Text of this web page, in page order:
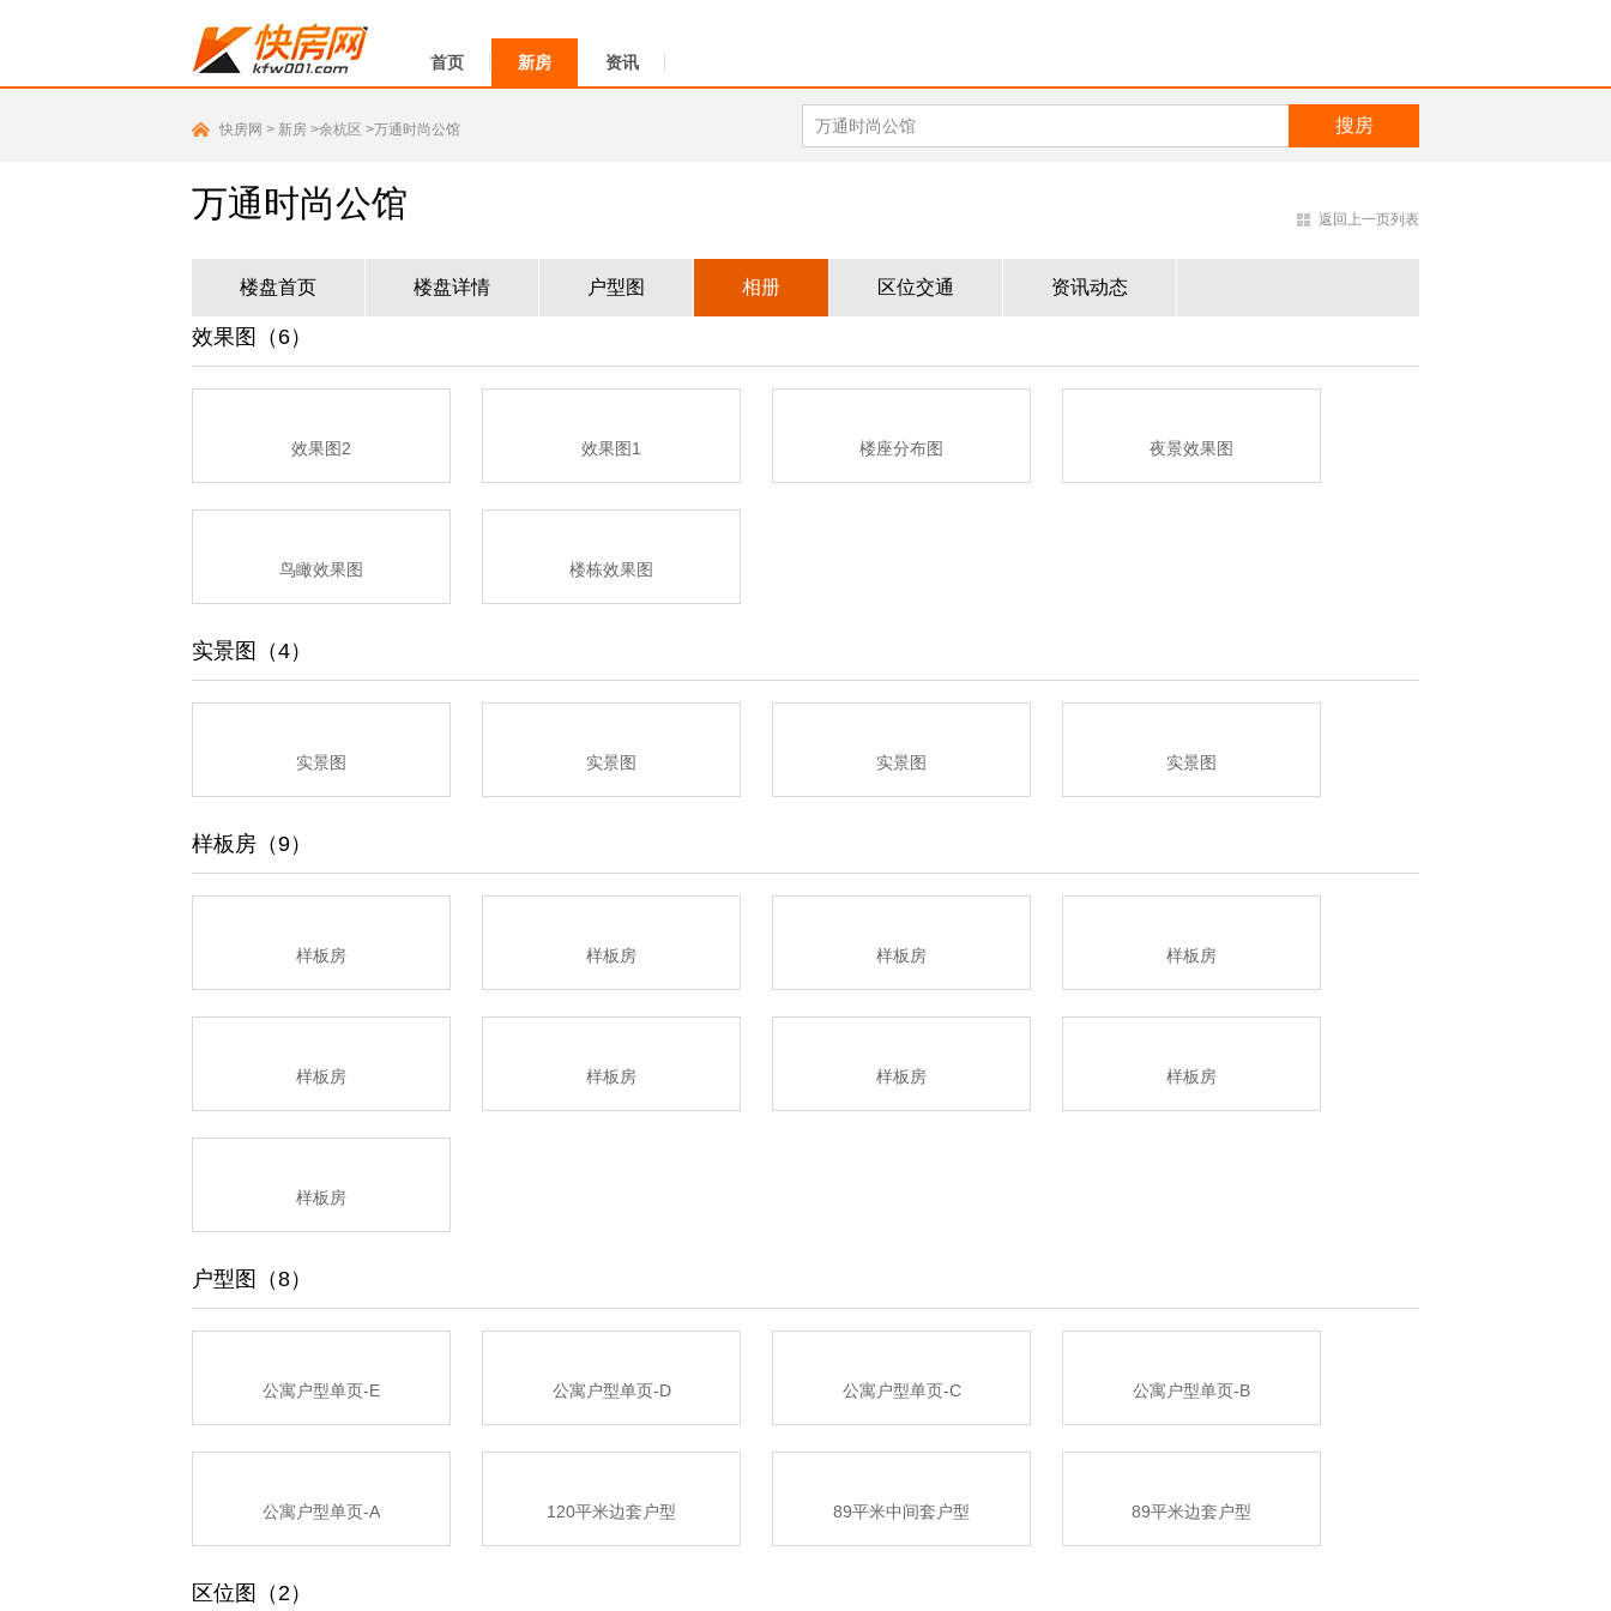
首页 新房 资讯
快房网 > 新房 >余杭区 >万通时尚公馆
万通时尚公馆 返回上一页列表
楼盘首页 楼盘详情 户型图 相册 区位交通 资讯动态
效果图（6）
效果图2 效果图1 楼座分布图 夜景效果图
鸟瞰效果图 楼栋效果图
实景图（4）
实景图 实景图 实景图 实景图
样板房（9）
样板房 样板房 样板房 样板房
样板房 样板房 样板房 样板房
样板房
户型图（8）
公寓户型单页-E 公寓户型单页-D 公寓户型单页-C 公寓户型单页-B
公寓户型单页-A 120平米边套户型 89平米中间套户型 89平米边套户型
区位图（2）